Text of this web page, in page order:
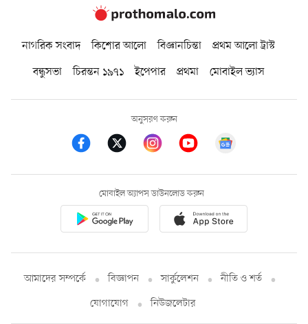
নাগরিক সংবাদ কিশোর আলো বিজ্ঞানচিন্তা
প্রথম আলো ট্রাস্ট
বন্ধুসভা
চিরন্তন ১৯৭১ ইপেপার প্রথমা মোবাইল ভ্যাস
অনুসরণ করুন
মোবাইল অ্যাপস ডাউনলোড করুন
আমাদের সম্পর্কে বিজ্ঞাপন সার্কুলেশন
নীতি ও শর্ত
যোগাযোগ
নিউজলেটার